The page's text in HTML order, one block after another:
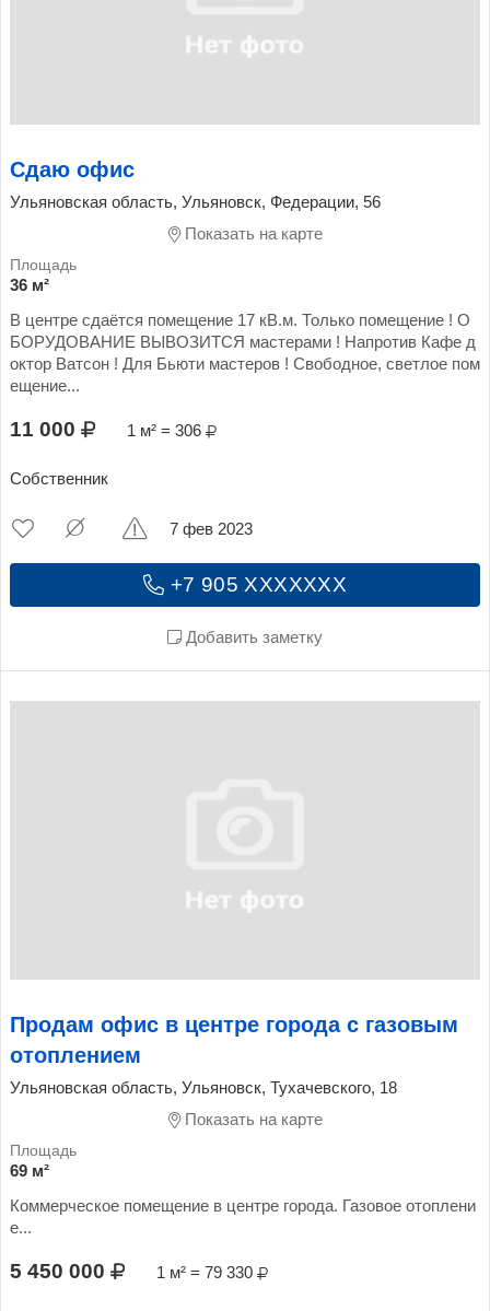
Сдаю офис
Ульяновская область, Ульяновск, Федерации, 56
Показать на карте
36 м²
В центре сдаётся помещение 17 кВ.м. Только помещение ! О
БОРУДОВАНИЕ ВЫВОЗИТСЯ мастерами ! Напротив Кафе д
октор Ватсон ! Для Бьюти мастеров ! Свободное, светлое пом
ещение...
11 000 1 м² = 306
Собственник
+7 905 XXXXXXX
Добавить заметку
7 фев 2023
Продам офис в центре города с газовым
отоплением
Ульяновская область, Ульяновск, Тухачевского, 18
Показать на карте
69 м²
Коммерческое помещение в центре города. Газовое отоплени
е...
5 450 000 1 м² = 79 330